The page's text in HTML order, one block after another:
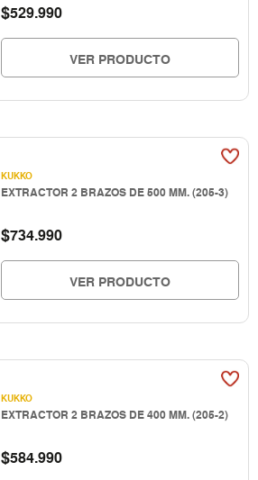
$529.990
VER PRODUCTO
KUKKO
EXTRACTOR 2 BRAZOS DE 500 MM. (205-3)
$734.990
VER PRODUCTO
KUKKO
EXTRACTOR 2 BRAZOS DE 400 MM. (205-2)
$584.990